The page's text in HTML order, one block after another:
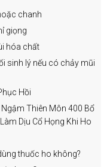
chanh
giọng
hóa chất
sinh lý nếu có chảy mũi
Hồi
Thiên Môn 400 Bổ
Dịu Cổ Họng Khi Ho
thuốc ho không?